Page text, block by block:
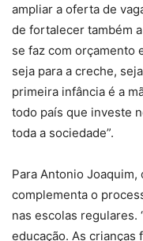
ampliar a oferta de
de fortalecer também
se faz com orçamento
seja para a creche,
primeira infância é a
todo país que investe
toda a sociedade”.
Para Antonio
complementa o
nas escolas regulares.
educação. As crianças